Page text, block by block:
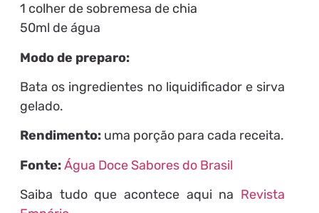
1 colher de sobremesa de chia
50ml de água
Modo de preparo:
Bata os ingredientes no liquidificador e sirva
gelado.
Rendimento:uma porção para cada receita.
Fonte:Água Doce Sabores do Brasil
Saiba tudo que acontece aqui na Revista